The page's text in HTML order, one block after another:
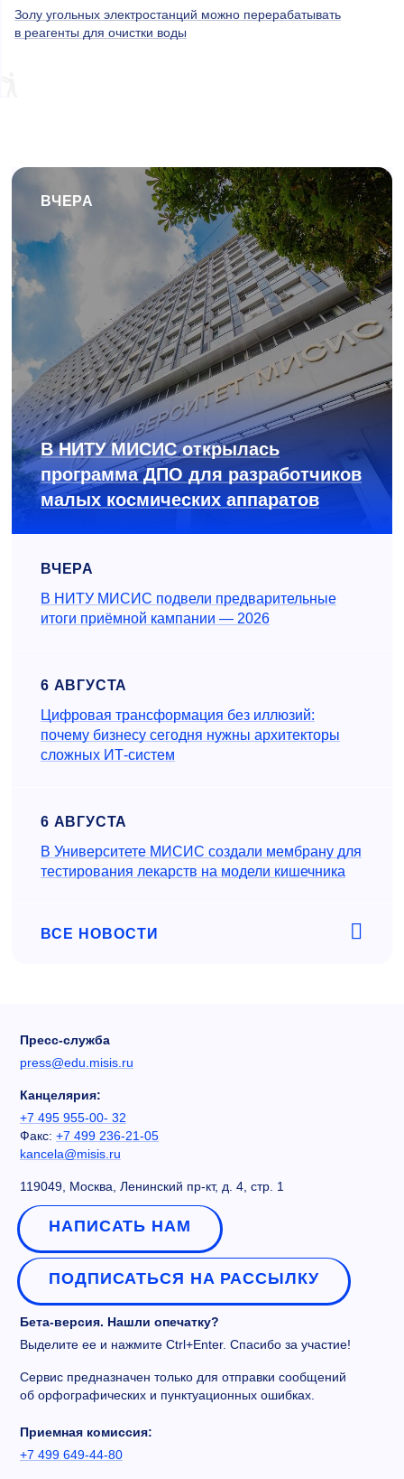
Золу угольных электростанций можно перерабатывать
в реагенты для очистки воды
ВЧЕРА
В НИТУ МИСИС открылась
программа ДПО для разработчиков
малых космических аппаратов
ВЧЕРА
В НИТУ МИСИС подвели предварительные
итоги приёмной кампании — 2026
6 АВГУСТА
Цифровая трансформация без иллюзий:
почему бизнесу сегодня нужны архитекторы
сложных ИТ-систем
6 АВГУСТА
В Университете МИСИС создали мембрану для
тестирования лекарств на модели кишечника
ВСЕ НОВОСТИ
Пресс-служба
press@edu.misis.ru
Канцелярия:
+7 495 955-00- 32
Факс: +7 499 236-21-05
kancela@misis.ru
119049, Москва, Ленинский пр-кт, д. 4, стр. 1
НАПИСАТЬ НАМ
ПОДПИСАТЬСЯ НА РАССЫЛКУ
Бета-версия. Нашли опечатку?
Выделите ее и нажмите Ctrl+Enter. Спасибо за участие!
Сервис предназначен только для отправки сообщений
об орфографических и пунктуационных ошибках.
Приемная комиссия:
+7 499 649-44-80